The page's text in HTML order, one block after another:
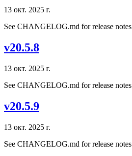
13 окт. 2025 г.
See CHANGELOG.md for release notes
v20.5.8
13 окт. 2025 г.
See CHANGELOG.md for release notes
v20.5.9
13 окт. 2025 г.
See CHANGELOG.md for release notes